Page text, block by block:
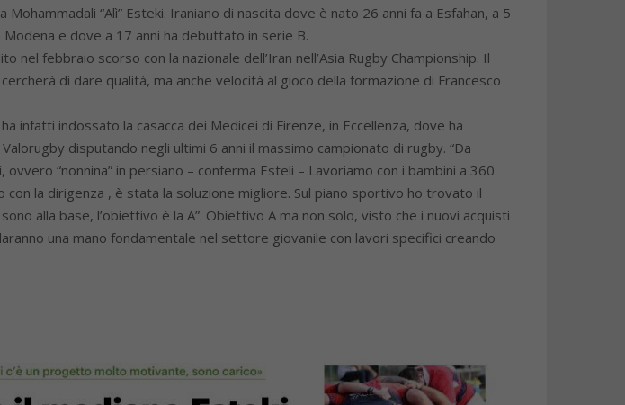
“Alì” Esteki. Iraniano di nascita dove è nato 26 anni fa a Esfahan, a 5
e dove a 17 anni ha debuttato in serie B.
febbraio scorso con la nazionale dell’Iran nell’Asia Rugby Championship. Il
di dare qualità, ma anche velocità al gioco della formazione di Francesco
infatti indossato la casacca dei Medicei di Firenze, in Eccellenza, dove ha
disputando negli ultimi 6 anni il massimo campionato di rugby. “Da
“nonnina” in persiano – conferma Esteli – Lavoriamo con i bambini a 360
la dirigenza , è stata la soluzione migliore. Sul piano sportivo ho trovato il
alla base, l’obiettivo è la A”. Obiettivo A ma non solo, visto che i nuovi acquisti
una mano fondamentale nel settore giovanile con lavori specifici creando